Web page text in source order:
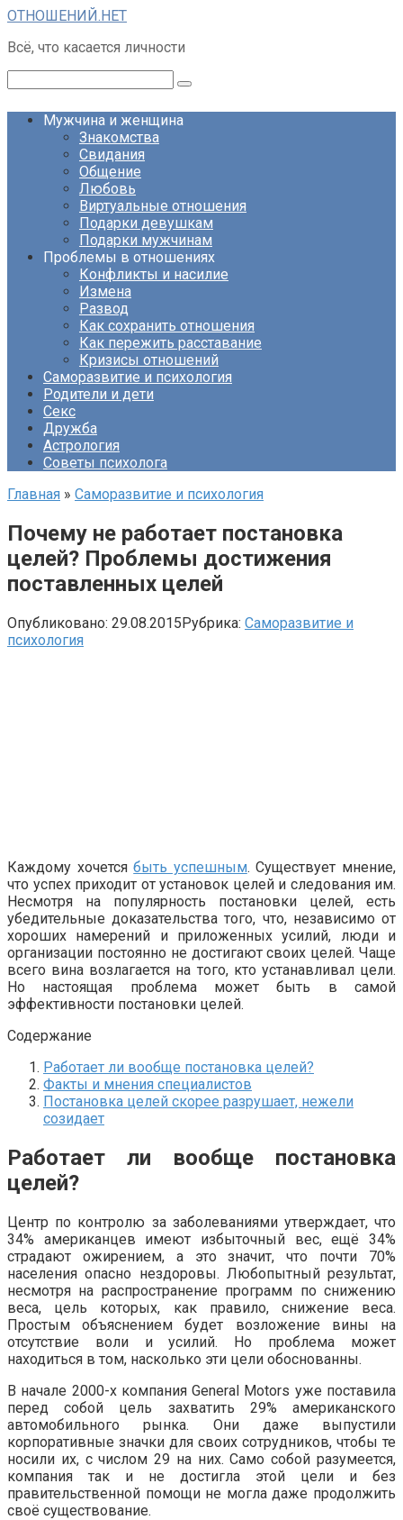
Перейти
контенту
ОТНОШЕНИЙ.НЕТ
Всё, что касается личности
Мужчина и женщина
Знакомства
Свидания
Общение
Любовь
Виртуальные отношения
Подарки девушкам
Подарки мужчинам
Проблемы в отношениях
Конфликты и насилие
Измена
Развод
Как сохранить отношения
Как пережить расставание
Кризисы отношений
Саморазвитие и психология
Родители и дети
Секс
Дружба
Астрология
Советы психолога
Главная » Саморазвитие и психология
Почему не работает постановка
целей? Проблемы достижения
поставленных целей
Опубликовано: 29.08.2015Рубрика: Саморазвитие и
психология
Каждому хочетсябыть успешным. Существует мнение,
что успех приходит от установок целей и следования им.
Несмотря на популярность постановки целей, есть
убедительные доказательства того, что, независимо от
хороших намерений и приложенных усилий, люди и
организации постоянно не достигают своих целей. Чаще
всего вина возлагается на того, кто устанавливал цели.
Но настоящая проблема может быть в самой
эффективности постановки целей.
Содержание
Работает ли вообще постановка целей?
Факты и мнения специалистов
Постановка целей скорее разрушает, нежели
созидает
Работает ли вообще постановка
целей?
Центр по контролю за заболеваниями утверждает, что
34% американцев имеют избыточный вес, ещё 34%
страдают ожирением, а это значит, что почти 70%
населения опасно нездоровы. Любопытный результат,
несмотря на распространение программ по снижению
веса, цель которых, как правило, снижение веса.
Простым объяснением будет возложение вины на
отсутствие воли и усилий. Но проблема может
находиться в том, насколько эти цели обоснованны.
В начале 2000-х компания General Motors уже поставила
перед собой цель захватить 29% американского
автомобильного рынка. Они даже выпустили
корпоративные значки для своих сотрудников, чтобы те
носили их, с числом 29 на них. Само собой разумеется,
компания так и не достигла этой цели и без
правительственной помощи не могла даже продолжить
своё существование.